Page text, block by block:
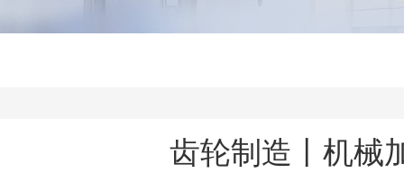
齿轮制造丨机械